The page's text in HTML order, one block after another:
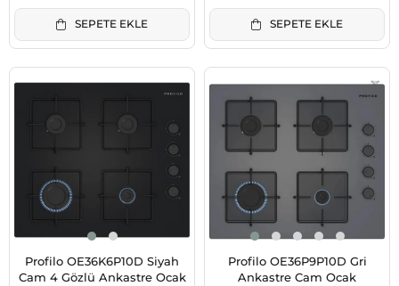
SEPETE EKLE SEPETE EKLE
Profilo OE36K6P10D Siyah
Cam 4 Gözlü Ankastre Ocak
Profilo OE36P9P10D Gri
Ankastre Cam Ocak